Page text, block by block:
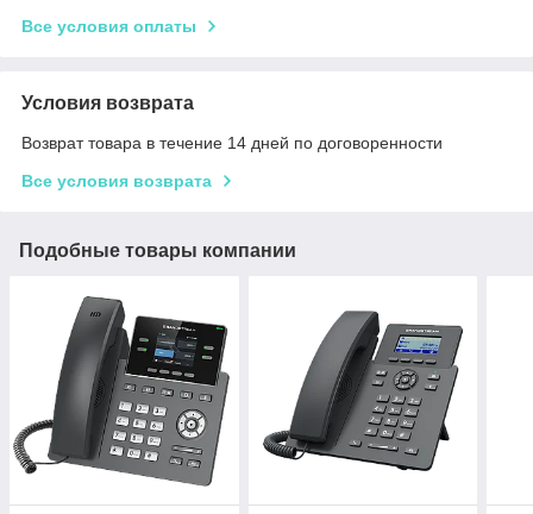
Все условия оплаты
Условия возврата
Возврат товара в течение 14 дней по договоренности
Все условия возврата
Подобные товары компании